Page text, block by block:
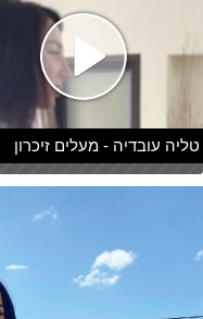
טליה עובדיה - מעלים זיכרון